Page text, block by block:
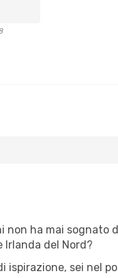
non ha mai sognato
del Nord?
sei nel